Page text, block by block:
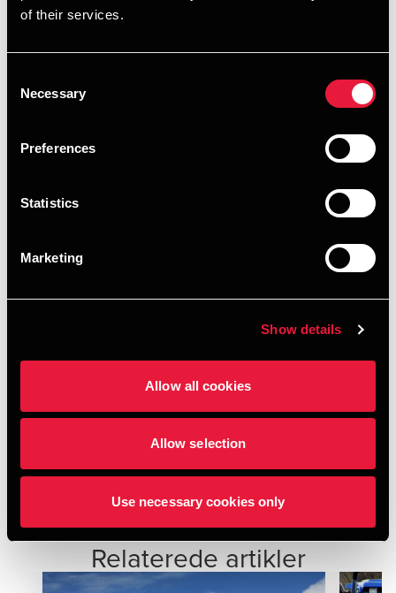
of their services.
Selection
Necessary
Preferences
Statistics
Marketing
Show details
Allow all cookies
Allow selection
Use necessary cookies only
Specialiseret i større landbrug og energiaktiviteter
Dokumenteret erfaring med succesfulde
Dybt kendskab til moms- og afgiftsudviklingen
partnerinvolvering
Helhedsorienteret tilgang, hvor hele din virksomhed
Download vores one-pager om
tryghedspakken
Download her
Relaterede artikler